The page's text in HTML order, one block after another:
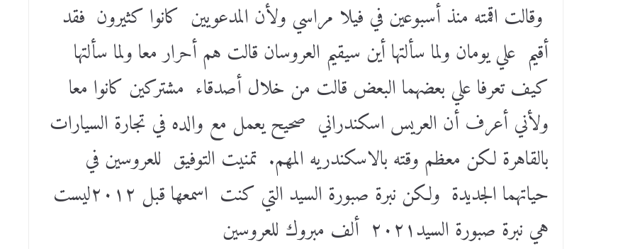
وقالت اقمته منذ أسبوعين في فيلا مراسي ولأن المدعويين كانوا كثيرون فقد
أقيم علي يومان ولما سألتها أين سيقيم العروسان قالت هم أحرار معا ولما سألتها
كيف تعرفا علي بعضهما البعض قالت من خلال أصدقاء مشتركين كانوا معا
ولأني أعرف أن العريس اسكندراني صحيح يعمل مع والده في تجارة السيارات
بالقاهرة لكن معظم وقته بالاسكندريه المهم. تمنيت التوفيق للعروسين في
حياتهما الجديدة ولكن نبرة صبورة السيد التي كنت اسمعها قبل ٢٠١٢ليست
هي نبرة صبورة السيد٢٠٢١ ألف مبروك للعروسين